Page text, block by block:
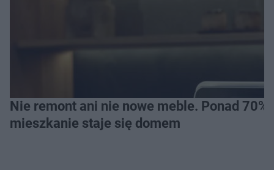
Nie remont ani nie nowe meble. Ponad
mieszkanie staje się domem